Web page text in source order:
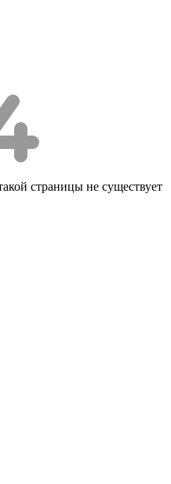
страницы не существует